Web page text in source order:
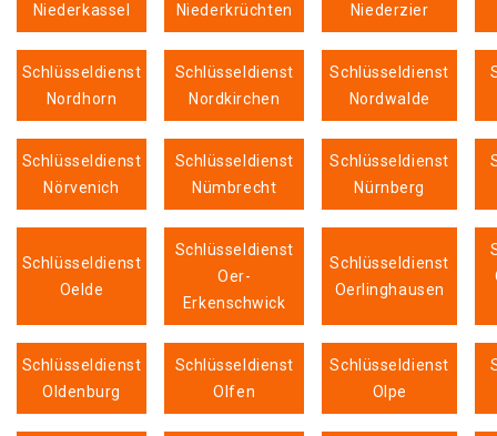
Niederkassel
Niederkrüchten
Niederzier
Schlüsseldienst
Nordhorn
Schlüsseldienst
Nordkirchen
Schlüsseldienst
Nordwalde
Schlüsseldienst
Nörvenich
Schlüsseldienst
Nümbrecht
Schlüsseldienst
Nürnberg
Schlüsseldienst
Oelde
Schlüsseldienst
Oer-
Erkenschwick
Schlüsseldienst
Oerlinghausen
Schlüsseldienst
Oldenburg
Schlüsseldienst
Olfen
Schlüsseldienst
Olpe